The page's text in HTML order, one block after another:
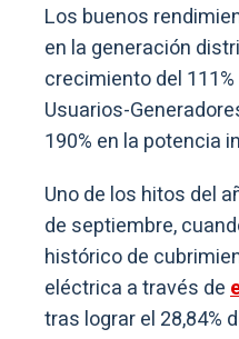
Los buenos
en la generación
crecimiento del
Usuarios-
190% en la potencia
Uno de los hitos del
de septiembre,
histórico de
eléctrica a través de
tras lograr el 28,84%